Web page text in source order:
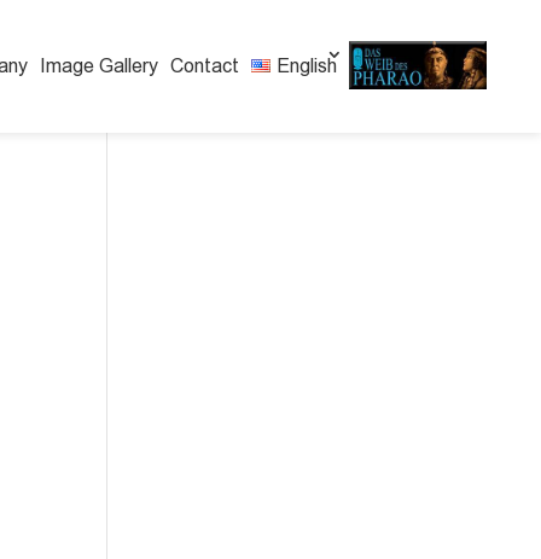
Image Gallery Contact English